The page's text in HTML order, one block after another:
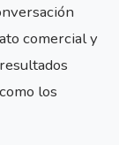
comercial y
los